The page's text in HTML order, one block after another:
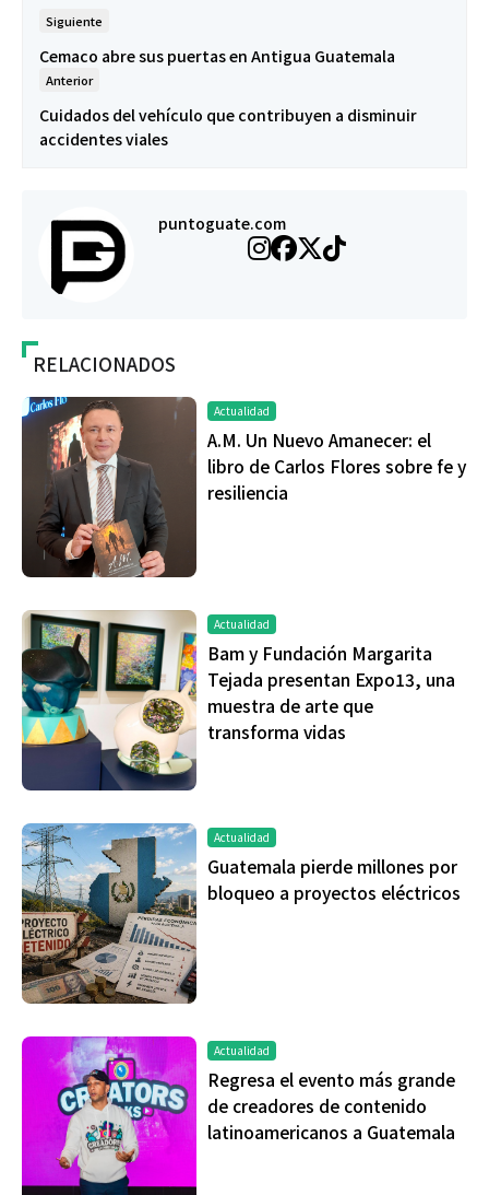
Siguiente
Cemaco abre sus puertas en Antigua Guatemala
Anterior
Cuidados del vehículo que contribuyen a disminuir
accidentes viales
puntoguate.com
RELACIONADOS
Actualidad
A.M. Un Nuevo Amanecer: el
libro de Carlos Flores sobre fe y
resiliencia
Actualidad
Bam y Fundación Margarita
Tejada presentan Expo13, una
muestra de arte que
transforma vidas
Actualidad
Guatemala pierde millones por
bloqueo a proyectos eléctricos
Actualidad
Regresa el evento más grande
de creadores de contenido
latinoamericanos a Guatemala